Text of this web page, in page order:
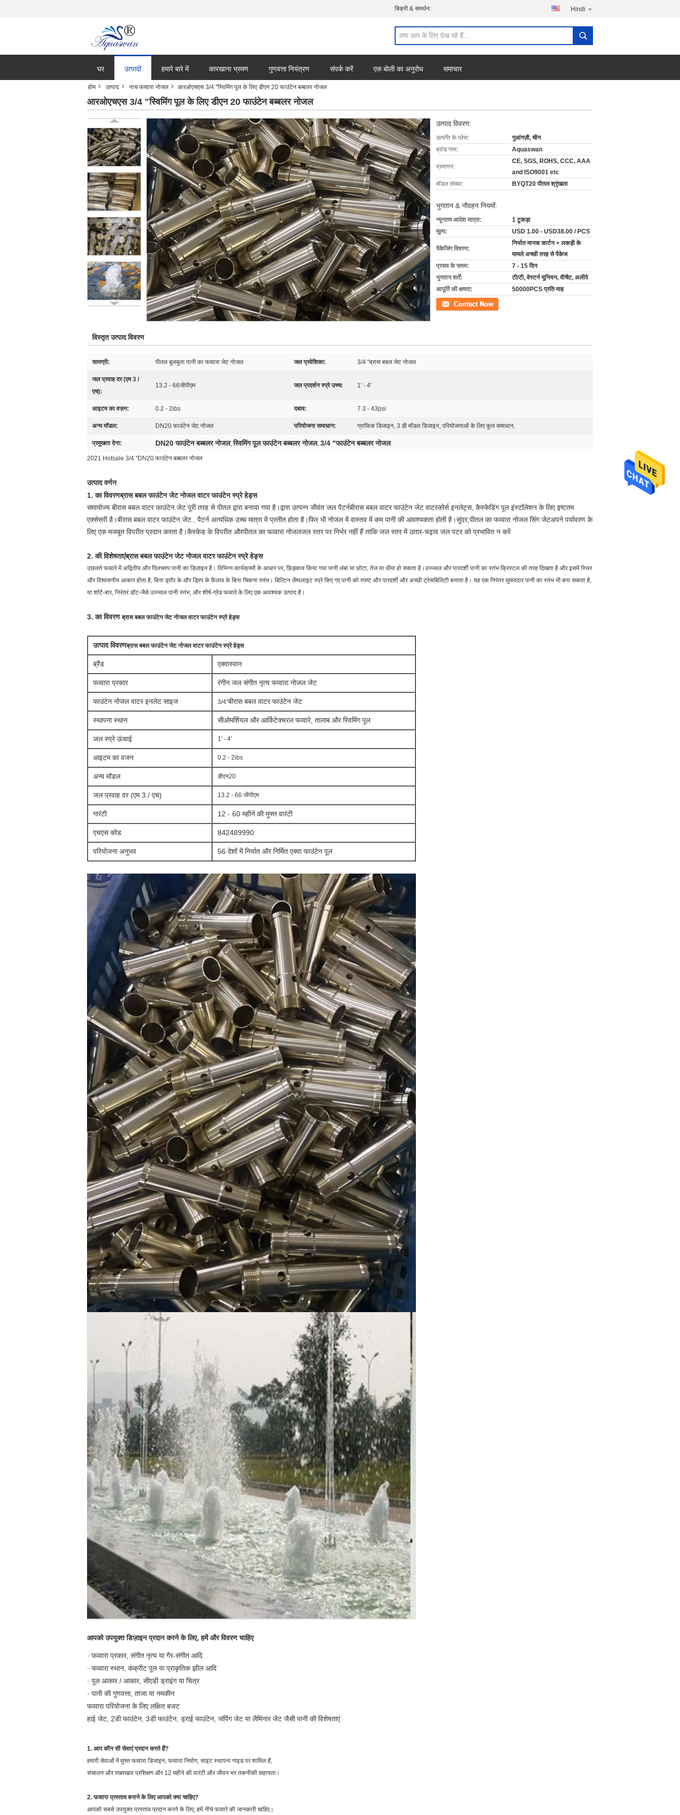
बिक्री & समर्थन: Hindi
घर उत्पादों हमारे बारे में कारखाना भ्रमण गुणवत्ता नियंत्रण संपर्क करें एक बोली का अनुरोध समाचार
होम उत्पाद नाच फव्वारा नोजल आरओएचएस 3/4 "स्विमिंग पूल के लिए डीएन 20 फाउंटेन बब्बलर नोजल
आरओएचएस 3/4 "स्विमिंग पूल के लिए डीएन 20 फाउंटेन बब्बलर नोजल
उत्पाद विवरण:
उत्पत्ति के प्लेस:
गुआंगज़ौ, चीन
ब्रांड नाम:
Aquaswan
प्रमाणन:
CE, SGS, ROHS, CCC, AAA
and ISO9001 etc
मॉडल संख्या:
BYQT20 पीतल श्रृंखला
भुगतान & नौवहन नियमों:
न्यूनतम आदेश मात्रा:
1 टुकड़ा
मूल्य:
USD 1.00 - USD38.00 / PCS
पैकेजिंग विवरण:
निर्यात मानक कार्टन + लकड़ी के
मामले अच्छी तरह से पैकेज
प्रसव के समय:
7 - 15 दिन
भुगतान शर्तें:
टी/टी, वेस्टर्न यूनियन, वीचैट, अलीपे
आपूर्ति की क्षमता:
50000PCS प्रति माह
संपर्क करें
विस्तृत उत्पाद विवरण
सामग्री: पीतल बुलबुला पानी का फव्वारा जेट नोजल जल प्रवेशिका: 3/4 "ब्रास बबल जेट नोजल
जल प्रवाह दर (एम 3 /
एच):
13.2 - 66जीपीएम जल प्रदर्शन स्प्रे उच्च: 1' - 4'
आइटम का वज़न: 0.2 - 2ibs दबाव: 7.3 - 43psi
अन्य मॉडल: DN20 फाउंटेन जेट नोजल परियोजना समाधान: ग्राफिक डिजाइन, 3 डी मॉडल डिजाइन, परियोजनाओं के लिए कुल समाधान,
प्रमुखता देना: DN20 फाउंटेन बब्बलर नोजल,स्विमिंग पूल फाउंटेन बब्बलर नोजल, 3/4 "फाउंटेन बब्बलर नोजल
2021 Hotsale 3/4 "DN20 फाउंटेन बब्बलर नोजल
उत्पाद वर्णन
1. का विवरणब्रास बबल फाउंटेन जेट नोजल वाटर फाउंटेन स्प्रे हेड्स
समायोज्य बीरास बबल वाटर फाउंटेन जेट पूरी तरह से पीतल द्वारा बनाया गया है।द्वारा उत्पन्न जीवंत जल पैटर्नबीरास बबल वाटर फाउंटेन जेट वाटरकोर्स इनलेट्स, कैस्केडिंग पूल इंस्टॉलेशन के लिए इष्टतम
एक्सेसरी है।बीरास बबल वाटर फाउंटेन जेट , पैटर्न अत्यधिक उच्च मात्रा में प्रतीत होता है।फिर भी नोजल में वास्तव में कम पानी की आवश्यकता होती है।सुंदर,पीतल का फव्वारा नोजल सिंग जेटअपने पर्यावरण के
लिए एक मजबूत विपरीत प्रदान करता है।कैस्केड के विपरीत औरपीतल का फव्वारा नोजलजल स्तर पर निर्भर नहीं हैं ताकि जल स्तर में उतार-चढ़ाव जल पटर को प्रभावित न करें
2. की विशेषताएंब्रास बबल फाउंटेन जेट नोजल वाटर फाउंटेन स्प्रे हेड्स
उछलते फव्वारे में अद्वितीय और दिलचस्प पानी का डिज़ाइन है। विभिन्न कार्यक्रमों के आधार पर, छिड़काव किया गया पानी लंबा या छोटा, तेज या धीमा हो सकता है।उज्ज्वल और पारदर्शी पानी का स्तंभ क्रिस्टल की तरह दिखता है और इसमें स्थिर
और विश्वसनीय आकार होता है, बिना ड्रॉप के और ड्रिप के फैलाव के बिना चिकना स्तंभ। बिल्टिन लैम्पलाइट स्प्रे किए गए पानी को स्पष्ट और पारदर्शी और अच्छी ट्रेसबिलिटी बनाता है। यह एक निरंतर घुमावदार पानी का स्तंभ भी बना सकता है,
या शॉर्ट-बार, निरंतर डॉट-जैसे उज्ज्वल पानी स्तंभ, और शीर्ष-ग्रेड फव्वारे के लिए एक आवश्यक उत्पाद है।
3. का विवरण ब्रास बबल फाउंटेन जेट नोजल वाटर फाउंटेन स्प्रे हेड्स
उत्पाद विवरणब्रास बबल फाउंटेन जेट नोजल वाटर फाउंटेन स्प्रे हेड्स
ब्रैंड एक्वास्वान
फव्वारा प्रकार रंगीन जल संगीत नृत्य फव्वारा नोजल जेट
फाउंटेन नोजल वाटर इनलेट साइज 3/4"बीरास बबल वाटर फाउंटेन जेट
स्थापना स्थान सीओमर्शियल और आर्किटेक्चरल फव्वारे, तालाब और स्विमिंग पूल
जल स्प्रे ऊंचाई 1' - 4'
आइटम का वजन 0.2 - 2ibs
अन्य मॉडल डीएन20
जल प्रवाह दर (एम 3 / एच) 13.2 - 66 जीपीएम
गारंटी 12 - 60 महीने की मुफ्त वारंटी
एचएस कोड 842489990
परियोजना अनुभव 56 देशों में निर्यात और निर्मित एक्वा फाउंटेन पूल
आपको उपयुक्त डिज़ाइन प्रदान करने के लिए, हमें और विवरण चाहिए
· फव्वारा प्रकार, संगीत नृत्य या गैर-संगीत आदि
· फव्वारा स्थान, कंक्रीट पूल या प्राकृतिक झील आदि
· पूल आकार / आकार, सीएडी ड्राइंग या चित्र
· पानी की गुणवत्ता, ताजा या नमकीन
फव्वारा परियोजना के लिए लक्षित बजट
हाई जेट, 2डी फाउंटेन, 3डी फाउंटेन, ड्राई फाउंटेन, जंपिंग जेट या लैमिनार जेट जैसी पानी की विशेषताएं
1. आप कौन सी सेवाएं प्रदान करते हैं?
हमारी सेवाओं में मुफ्त फव्वारा डिजाइन, फव्वारा निर्माण, साइट स्थापना गाइड पर शामिल हैं,
संचालन और रखरखाव प्रशिक्षण और 12 महीने की वारंटी और जीवन भर तकनीकी सहायता।
2. फव्वारा प्रस्ताव बनाने के लिए आपको क्या चाहिए?
आपको सबसे उपयुक्त प्रस्ताव प्रदान करने के लिए, हमें नीचे फव्वारे की जानकारी चाहिए।